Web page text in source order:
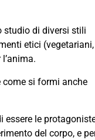
studio di diversi stili
etici (vegetariani,
come si formi anche
essere le
del corpo, e